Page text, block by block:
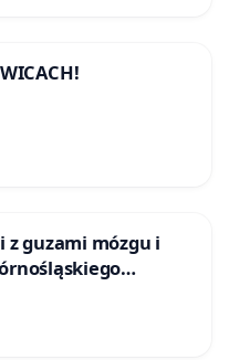
z guzami mózgu i
Katowicach